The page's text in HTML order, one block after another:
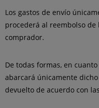
Los gastos de envío
procederá al reembolso de
comprador.
De todas formas, en
abarcará únicamente
devuelto de acuerdo con